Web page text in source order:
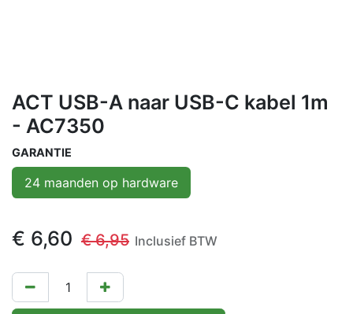
ACT USB-A naar USB-C kabel 1m
- AC7350
GARANTIE
24 maanden op hardware
€ 6,60 €6,95 Inclusief BTW